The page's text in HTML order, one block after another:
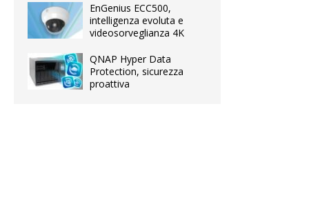
EnGenius ECC500,
intelligenza evoluta e
videosorveglianza 4K
QNAP Hyper Data
Protection, sicurezza
proattiva